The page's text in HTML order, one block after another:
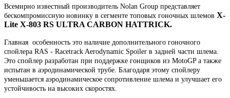
Всемирно известный производитель Nolan Group представляет
бескомпромиссную новинку в сегменте топовых гоночных шлемов X-
Lite X-803 RS ULTRA CARBON HATTRICK.
Главная особенность это наличие дополнительного гоночного
спойлера RAS - Racetrack Aerodynamic Spoiler в задней части шлема.
Это спойлер разработан при поддержке гонщиков из MotoGP а также
испытан в аэродинамической трубе. Благодаря этому спойлеру
уменьшается аэродинамическое сопротивление шлема и улучшает его
устойчивость на высоких скоростях.